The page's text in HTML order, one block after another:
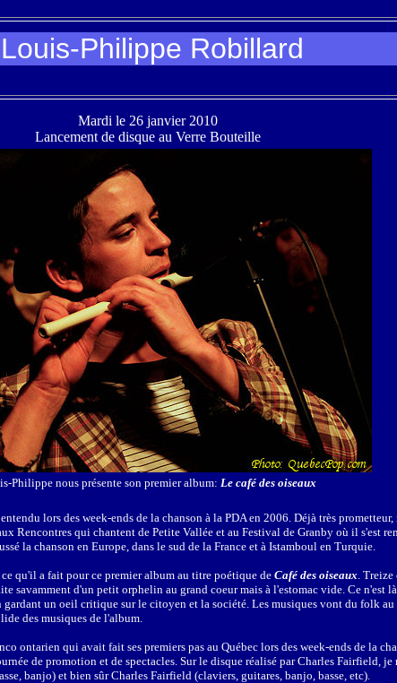
Louis-Philippe Robillard
Mardi le 26 janvier 2010
Lancement de disque au Verre Bouteille
Philippe nous présente son premier album: Le café des oiseaux
lors des week-ends de la chanson à la PDA en 2006. Déjà très
Rencontres qui chantent de Petite Vallée et au Festival de Granby où il s'est
la chanson en Europe, dans le sud de la France et à Istamboul en Turquie.
qu'il a fait pour ce premier album au titre poétique deCafé des oiseaux.
savamment d'un petit orphelin au grand coeur mais à l'estomac vide. Ce n'est
un oeil critique sur le citoyen et la société. Les musiques vont du folk
des musiques de l'album.
ontarien qui avait fait ses premiers pas au Québec lors des week-ends de la
de promotion et de spectacles. Sur le disque réalisé par Charles Fairfield,
banjo) et bien sûr Charles Fairfield (claviers, guitares, banjo, basse, etc).